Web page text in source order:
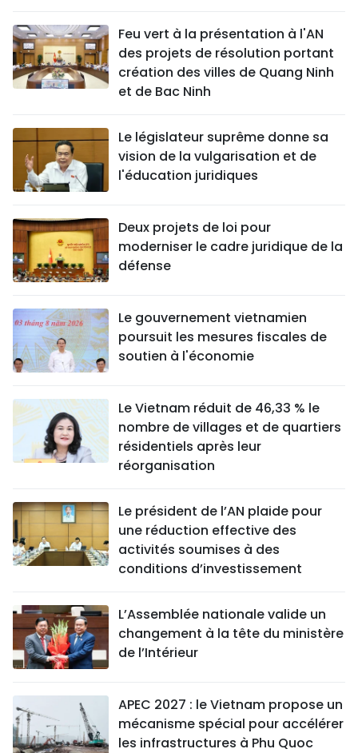
Feu vert à la présentation à l'AN
des projets de résolution portant
création des villes de Quang Ninh
et de Bac Ninh
Le législateur suprême donne sa
vision de la vulgarisation et de
l'éducation juridiques
Deux projets de loi pour
moderniser le cadre juridique de la
défense
Le gouvernement vietnamien
poursuit les mesures fiscales de
soutien à l'économie
Le Vietnam réduit de 46,33 % le
nombre de villages et de quartiers
résidentiels après leur
réorganisation
Le président de l’AN plaide pour
une réduction effective des
activités soumises à des
conditions d’investissement
L’Assemblée nationale valide un
changement à la tête du ministère
de l’Intérieur
APEC 2027 : le Vietnam propose un
mécanisme spécial pour accélérer
les infrastructures à Phu Quoc